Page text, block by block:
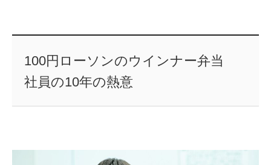
100円ローソンのウインナー弁当
社員の10年の熱意